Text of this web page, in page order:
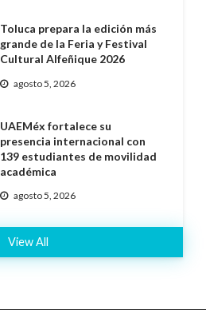
Toluca prepara la edición más
grande de la Feria y Festival
Cultural Alfeñique 2026
agosto 5, 2026
UAEMéx fortalece su
presencia internacional con
139 estudiantes de movilidad
académica
agosto 5, 2026
View All